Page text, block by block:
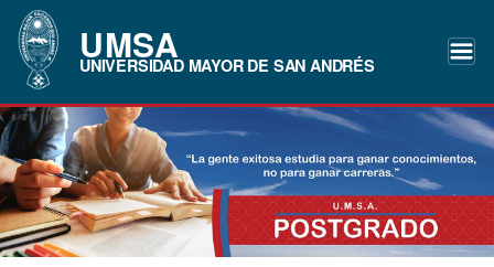
UMSA
UNIVERSIDAD MAYOR DE SAN ANDRÉS